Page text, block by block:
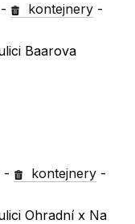
- kontejnery -
Baarova
- kontejnery -
Ohradní x Na